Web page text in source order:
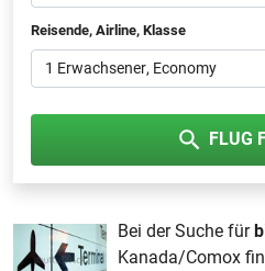
Reisende, Airline, Klasse
1 Erwachsener, Economy
FLUG
Bei der Suche für
Kanada/Comox